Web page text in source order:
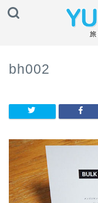
bh002